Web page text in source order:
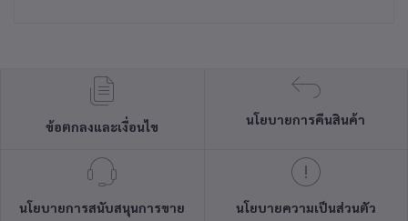
ข้อตกลงและเงื่อนไข
นโยบายการคืนสินค้า
นโยบายการสนับสนุนการขาย นโยบายความเป็นส่วนตัว